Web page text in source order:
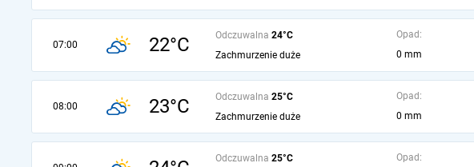
07:00 22°C Odczuwalna 24°C
Zachmurzenie duże
Opad:
0 mm
08:00 23°C Odczuwalna 25°C
Zachmurzenie duże
Opad:
0 mm
Odczuwalna 25°C
Opad: